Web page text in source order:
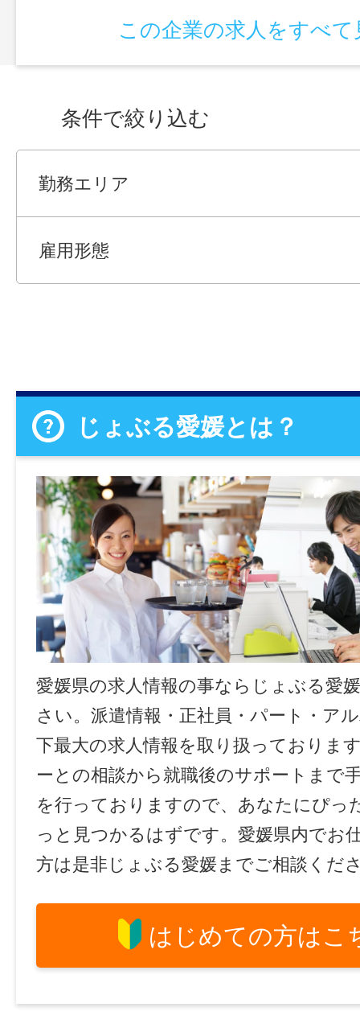
この企業の求人をすべて
条件で絞り込む
勤務エリア
雇用形態
じょぶる愛媛とは？
愛媛県の求人情報の事ならじょぶる愛
さい。派遣情報・正社員・パート・ア
下最大の求人情報を取り扱っておりま
ーとの相談から就職後のサポートまで
を行っておりますので、あなたにぴっ
っと見つかるはずです。愛媛県内でお
方は是非じょぶる愛媛までご相談くだ
はじめての方はこ